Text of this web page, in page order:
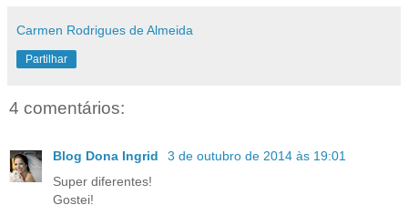
Carmen Rodrigues de Almeida
Partilhar
4 comentários:
Blog Dona Ingrid
3 de outubro de 2014 às 19:01
Super diferentes!
Gostei!